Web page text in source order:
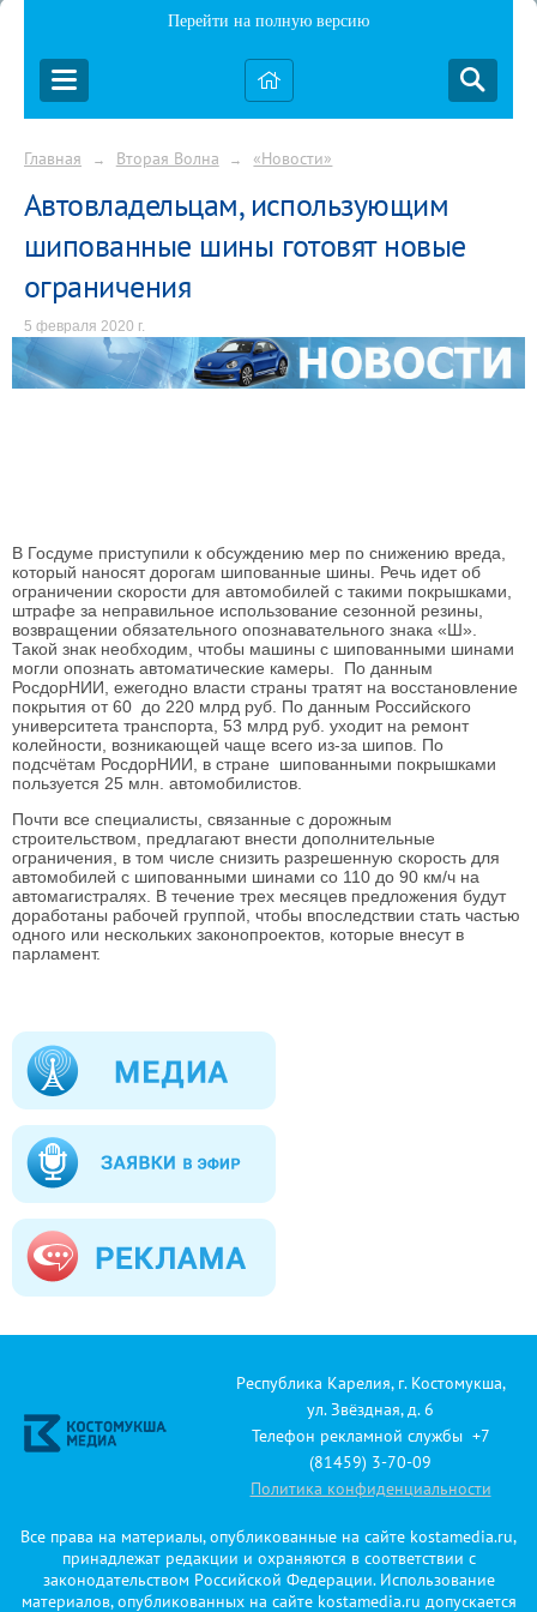
Перейти на полную версию
Главная → Вторая Волна → «Новости»
Автовладельцам, использующим
шипованные шины готовят новые
ограничения
5 февраля 2020 г.
В Госдуме приступили к обсуждению мер по снижению вреда,
который наносят дорогам шипованные шины. Речь идет об
ограничении скорости для автомобилей с такими покрышками,
штрафе за неправильное использование сезонной резины,
возвращении обязательного опознавательного знака «Ш».
Такой знак необходим, чтобы машины с шипованными шинами
могли опознать автоматические камеры. По данным
РосдорНИИ, ежегодно власти страны тратят на восстановление
покрытия от 60 до 220 млрд руб. По данным Российского
университета транспорта, 53 млрд руб. уходит на ремонт
колейности, возникающей чаще всего из-за шипов. По
подсчётам РосдорНИИ, в стране шипованными покрышками
пользуется 25 млн. автомобилистов.
Почти все специалисты, связанные с дорожным
строительством, предлагают внести дополнительные
ограничения, в том числе снизить разрешенную скорость для
автомобилей с шипованными шинами со 110 до 90 км/ч на
автомагистралях. В течение трех месяцев предложения будут
доработаны рабочей группой, чтобы впоследствии стать частью
одного или нескольких законопроектов, которые внесут в
парламент.
Республика Карелия, г. Костомукша,
ул. Звёздная, д. 6
Телефон рекламной службы +7
(81459) 3-70-09
Политика конфиденциальности
Все права на материалы, опубликованные на сайте kostamedia.ru,
принадлежат редакции и охраняются в соответствии с
законодательством Российской Федерации. Использование
материалов, опубликованных на сайте kostamedia.ru допускается